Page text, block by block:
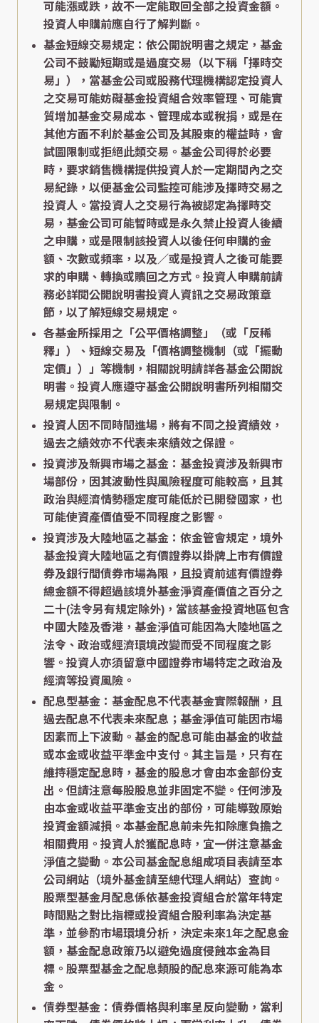
可能漲或跌，故不一定能取回全部之投資金額。
投資人申購前應自行了解判斷。
基金短線交易規定：依公開說明書之規定，基金
公司不鼓勵短期或是過度交易（以下稱「擇時交
易」），當基金公司或股務代理機構認定投資人
之交易可能妨礙基金投資組合效率管理、可能實
質增加基金交易成本、管理成本或稅捐，或是在
其他方面不利於基金公司及其股東的權益時，會
試圖限制或拒絕此類交易。基金公司得於必要
時，要求銷售機構提供投資人於一定期間內之交
易紀錄，以便基金公司監控可能涉及擇時交易之
投資人。當投資人之交易行為被認定為擇時交
易，基金公司可能暫時或是永久禁止投資人後續
之申購，或是限制該投資人以後任何申購的金
額、次數或頻率，以及／或是投資人之後可能要
求的申購、轉換或贖回之方式。投資人申購前請
務必詳閱公開說明書投資人資訊之交易政策章
節，以了解短線交易規定。
各基金所採用之「公平價格調整」（或「反稀
釋」）、短線交易及「價格調整機制（或「擺動
定價」）」等機制，相關說明請詳各基金公開說
明書。投資人應遵守基金公開說明書所列相關交
易規定與限制。
投資人因不同時間進場，將有不同之投資績效，
過去之績效亦不代表未來績效之保證。
投資涉及新興市場之基金：基金投資涉及新興市
場部份，因其波動性與風險程度可能較高，且其
政治與經濟情勢穩定度可能低於已開發國家，也
可能使資產價值受不同程度之影響。
投資涉及大陸地區之基金：依金管會規定，境外
基金投資大陸地區之有價證券以掛牌上市有價證
券及銀行間債券市場為限，且投資前述有價證券
總金額不得超過該境外基金淨資產價值之百分之
二十(法令另有規定除外)，當該基金投資地區包含
中國大陸及香港，基金淨值可能因為大陸地區之
法令、政治或經濟環境改變而受不同程度之影
響。投資人亦須留意中國證券市場特定之政治及
經濟等投資風險。
配息型基金：基金配息不代表基金實際報酬，且
過去配息不代表未來配息；基金淨值可能因市場
因素而上下波動。基金的配息可能由基金的收益
或本金或收益平準金中支付。其主旨是，只有在
維持穩定配息時，基金的股息才會由本金部份支
出。但請注意每股股息並非固定不變。任何涉及
由本金或收益平準金支出的部份，可能導致原始
投資金額減損。本基金配息前未先扣除應負擔之
相關費用。投資人於獲配息時，宜一併注意基金
淨值之變動。本公司基金配息組成項目表請至本
公司網站（境外基金請至總代理人網站）查詢。
股票型基金月配息係依基金投資組合於當年特定
時間點之對比指標或投資組合股利率為決定基
準，並參酌市場環境分析，決定未來1年之配息金
額，基金配息政策乃以避免過度侵蝕本金為目
標。股票型基金之配息類股的配息來源可能為本
金。
債券型基金：債券價格與利率呈反向變動，當利